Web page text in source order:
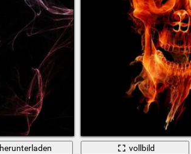
herunterladen
vollbild